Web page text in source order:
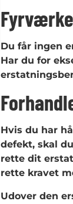
Du får ingen
Har du for
Hvis du har
defekt, skal
rette dit
rette kravet
Udover den